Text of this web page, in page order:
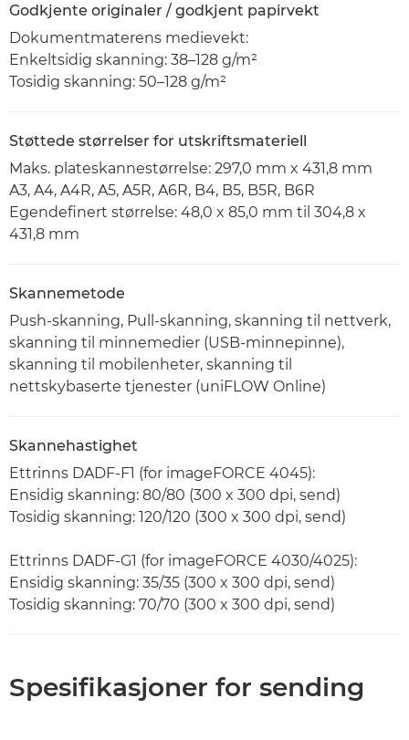
Godkjente originaler / godkjent papirvekt
Dokumentmaterens medievekt:
Enkeltsidig skanning: 38–128 g/m²
Tosidig skanning: 50–128 g/m²
Støttede størrelser for utskriftsmateriell
Maks. plateskannestørrelse: 297,0 mm x 431,8 mm
A3, A4, A4R, A5, A5R, A6R, B4, B5, B5R, B6R
Egendefinert størrelse: 48,0 x 85,0 mm til 304,8 x
431,8 mm
Skannemetode
Push-skanning, Pull-skanning, skanning til nettverk,
skanning til minnemedier (USB-minnepinne),
skanning til mobilenheter, skanning til
nettskybaserte tjenester (uniFLOW Online)
Skannehastighet
Ettrinns DADF-F1 (for imageFORCE 4045):
Ensidig skanning: 80/80 (300 x 300 dpi, send)
Tosidig skanning: 120/120 (300 x 300 dpi, send)
Ettrinns DADF-G1 (for imageFORCE 4030/4025):
Ensidig skanning: 35/35 (300 x 300 dpi, send)
Tosidig skanning: 70/70 (300 x 300 dpi, send)
Spesifikasjoner for sending